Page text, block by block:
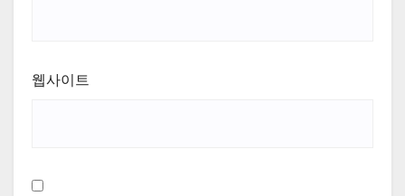
웹사이트